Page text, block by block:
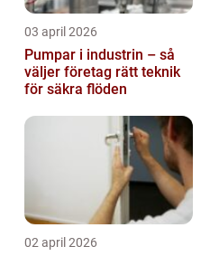
03 april 2026
Pumpar i industrin – så
väljer företag rätt teknik
för säkra flöden
02 april 2026